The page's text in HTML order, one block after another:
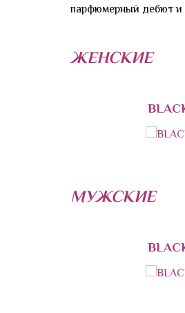
парфюмерный дебют и
ЖЕНСКИЕ
МУЖСКИЕ